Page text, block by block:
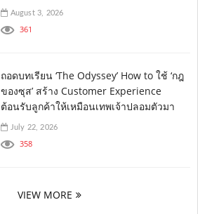
August 3, 2026
361
ถอดบทเรียน ‘The Odyssey’ How to ใช้ ‘กฎ
ของซุส’ สร้าง Customer Experience
ต้อนรับลูกค้าให้เหมือนเทพเจ้าปลอมตัวมา
July 22, 2026
358
VIEW MORE